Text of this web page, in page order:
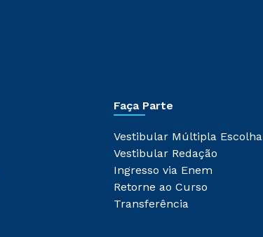
Faça Parte
Vestibular Múltipla Escolha
Vestibular Redação
Ingresso via Enem
Retorne ao Curso
Transferência